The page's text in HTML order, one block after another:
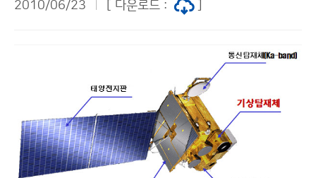
인 날은 4.6일로 평년보다 1.9일 많았다. 평균 강수량은
258.6㎜로 평년과 비슷하였으며(평년대비 89.1%), 강
수일수는 26.0일로 평년보다 3.1일 많았고, 일조시간은
529.5시간으로 평년보다 적었다(평년대비 91.3%). 문
의: 기후예측과 나현종 02-2181-0481기상청 이(가) 창
작한 7월,8월 강수량 평년보다 많을 듯 저작물은 "공공누
호하고, 각종 야외활동 및 산업현장에서 활용할 수 있도록
한 경각심을 높이기 위해 이벤트를 마련하였다. 이벤트 참
여방법은 강원지방기상청 홈페이지(http://gangwon.k
ma.go.kr), 기상청 블로그(http://blog.daum.net/km
a_skylove)에 접속한 후 폭염 동영상을 확인하고, 폭염
피해 예방법에 대해 블로그에 댓글로 제출하면 된다. 이벤
트 기간은 6월 23일부터 7월 4일까지 12일간이며, 정답
자 중 추첨을 통해 1등(1명)은 10만원, 2등(1명)은 5만
2010/06/23 [ 다운로드 :